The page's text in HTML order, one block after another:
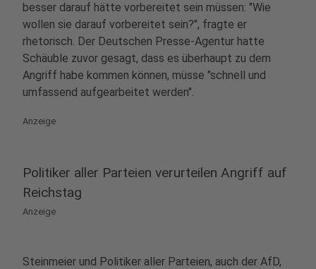
besser darauf hätte vorbereitet sein müssen: "Wie
wollen sie darauf vorbereitet sein?", fragte er
rhetorisch. Der Deutschen Presse-Agentur hatte
Schäuble zuvor gesagt, dass es überhaupt zu dem
Angriff habe kommen können, müsse "schnell und
umfassend aufgearbeitet werden".
Anzeige
Politiker aller Parteien verurteilen Angriff auf
Reichstag
Anzeige
Steinmeier und Politiker aller Parteien, auch der AfD,